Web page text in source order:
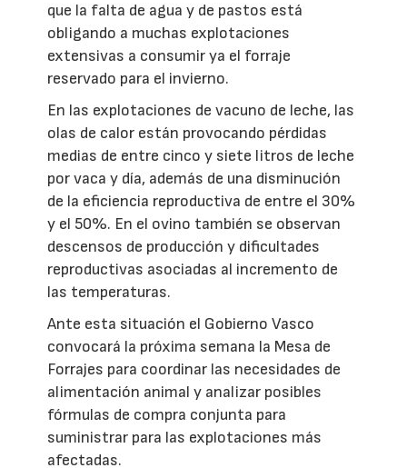
que la falta de agua y de pastos está
obligando a muchas explotaciones
extensivas a consumir ya el forraje
reservado para el invierno.
En las explotaciones de vacuno de leche, las
olas de calor están provocando pérdidas
medias de entre cinco y siete litros de leche
por vaca y día, además de una disminución
de la eficiencia reproductiva de entre el 30%
y el 50%. En el ovino también se observan
descensos de producción y dificultades
reproductivas asociadas al incremento de
las temperaturas.
Ante esta situación el Gobierno Vasco
convocará la próxima semana la Mesa de
Forrajes para coordinar las necesidades de
alimentación animal y analizar posibles
fórmulas de compra conjunta para
suministrar para las explotaciones más
afectadas.